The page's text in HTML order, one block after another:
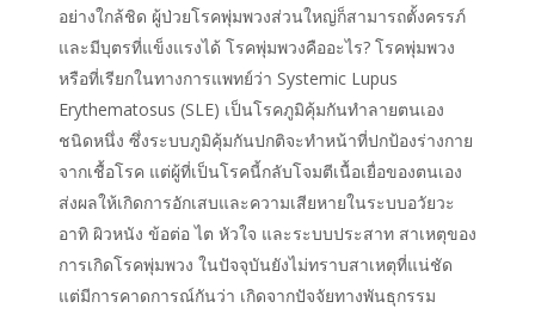
อย่างใกล้ชิด ผู้ป่วยโรคพุ่มพวงส่วนใหญ่ก็สามารถตั้งครรภ์
และมีบุตรที่แข็งแรงได้ โรคพุ่มพวงคืออะไร? โรคพุ่มพวง
หรือที่เรียกในทางการแพทย์ว่า Systemic Lupus
Erythematosus (SLE) เป็นโรคภูมิคุ้มกันทำลายตนเอง
ชนิดหนึ่ง ซึ่งระบบภูมิคุ้มกันปกติจะทำหน้าที่ปกป้องร่างกาย
จากเชื้อโรค แต่ผู้ที่เป็นโรคนี้กลับโจมตีเนื้อเยื่อของตนเอง
ส่งผลให้เกิดการอักเสบและความเสียหายในระบบอวัยวะ
อาทิ ผิวหนัง ข้อต่อ ไต หัวใจ และระบบประสาท สาเหตุของ
การเกิดโรคพุ่มพวง ในปัจจุบันยังไม่ทราบสาเหตุที่แน่ชัด
แต่มีการคาดการณ์กันว่า เกิดจากปัจจัยทางพันธุกรรม